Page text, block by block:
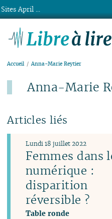
Accueil Anna-Marie Reytier
Anna-Marie
Articles liés
Femmes dans
numérique :
disparition
réversible ?
Table ronde
Lundi 18 juillet 2022
Sites April ...